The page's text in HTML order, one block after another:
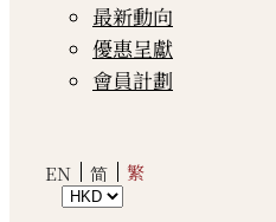
最新動向
優惠呈獻
會員計劃
EN 简 繁